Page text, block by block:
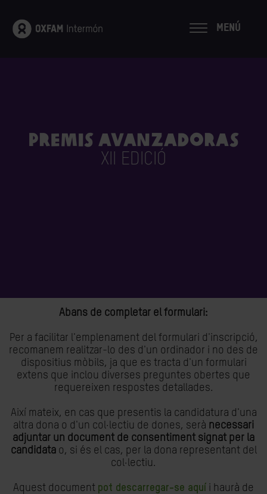
MENÚ
Premis Avanzadoras
XII EDICIÓ
Abans de completar el formulari:
Per a facilitar l'emplenament del formulari d'inscripció,
recomanem realitzar-lo des d'un ordinador i no des de
dispositius mòbils, ja que es tracta d'un formulari
extens que inclou diverses preguntes obertes que
requereixen respostes detallades.
Així mateix, en cas que presentis la candidatura d'una
altra dona o d'un col·lectiu de dones, serà necessari
adjuntar un document de consentiment signat per la
candidatao, si és el cas, per la dona representant del
col·lectiu.
Aquest document pot descarregar-se aquí i haurà de